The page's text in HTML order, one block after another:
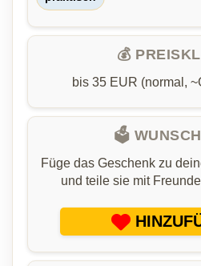
💰
bis 35 EUR (normal,
🗳️
Füge das Geschenk zu
und teile sie mit